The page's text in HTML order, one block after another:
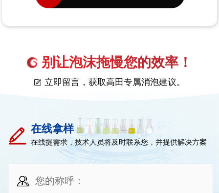
别让泡沫拖慢您的效率！
立即留言，获取高田专属消泡建议。
在线拿样
在线提需求，技术人员将及时联系您，并提供解决方案